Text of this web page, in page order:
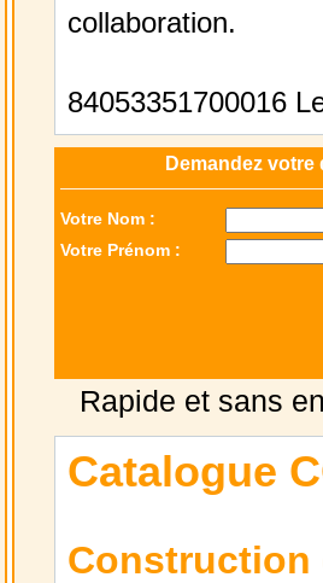
collaboration.
84053351700016
Demandez
Votre Nom :
Votre Prénom :
Rapide et sans
Catalogue
Construction